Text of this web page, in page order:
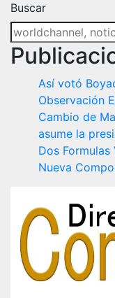
Buscar
Así votó
Observación
Cambio de
asume la
Dos
Nueva